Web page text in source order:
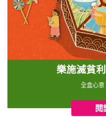
樂施滅貧
全盒心意
閱